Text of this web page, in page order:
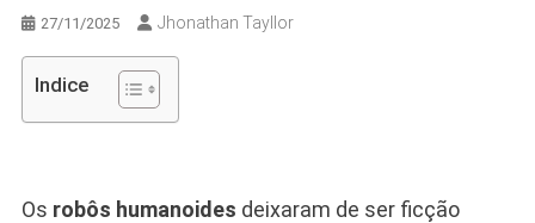
27/11/2025 Jhonathan Tayllor
Indice
Os robôs humanoides deixaram de ser ficção